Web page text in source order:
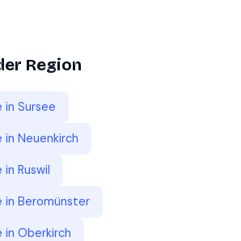
Region
in Sursee
in Neuenkirch
in Ruswil
in Beromünster
in Oberkirch